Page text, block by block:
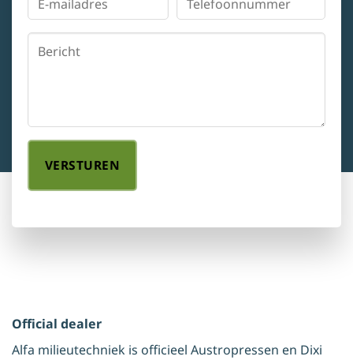
Official dealer
Alfa milieutechniek is officieel Austropressen en Dixi